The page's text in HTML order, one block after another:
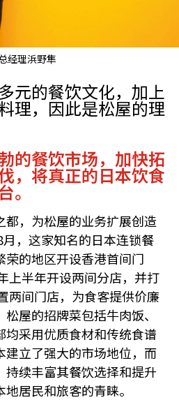
经理浜野隼
元的餐饮文化，加上
理，因此是松屋的理
的餐饮市场，加快拓
，将真正的日本饮食
。
，为松屋的业务扩展创造
，这家知名的日本连锁餐
荣的地区开设香港首间门
上半年开设两间分店，并打
两间门店，为食客提供价廉
屋的招牌菜包括牛肉饭、
均采用优质食材和传统食谱
建立了强大的市场地位，而
持续丰富其餐饮选择和提升
居民和旅客的青睐。